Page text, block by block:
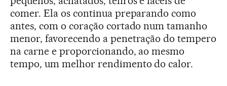
comer. Ela os continua preparando como
antes, com o coração cortado num tamanho
menor, favorecendo a penetração do tempero
na carne e proporcionando, ao mesmo
tempo, um melhor rendimento do calor.